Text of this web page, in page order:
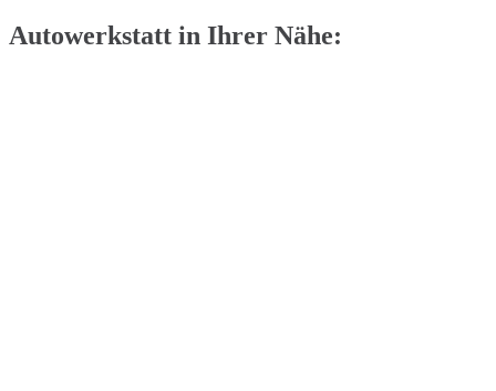
Autowerkstatt in Ihrer Nähe: